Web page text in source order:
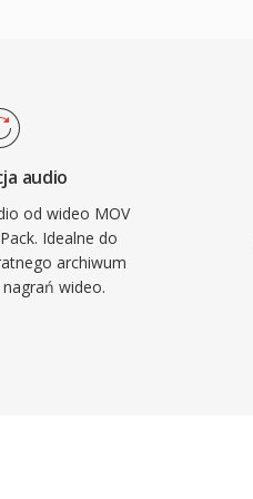
audio
od wideo MOV
Idealne do
archiwum
wideo.